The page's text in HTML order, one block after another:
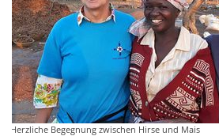
Herzliche Begegnung zwischen Hirse und Mais